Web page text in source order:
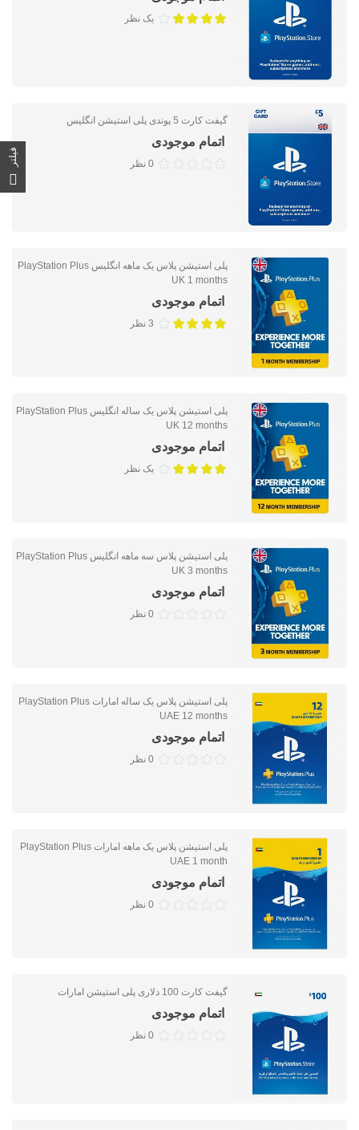
یک نظر
گیفت کارت 5 پوندی پلی استیشن انگلیس
اتمام موجودی
0 نظر
پلی استیشن پلاس یک ماهه انگلیس PlayStation Plus
UK 1 months
اتمام موجودی
3 نظر
پلی استیشن پلاس یک ساله انگلیس PlayStation Plus
UK 12 months
اتمام موجودی
یک نظر
پلی استیشن پلاس سه ماهه انگلیس PlayStation Plus
UK 3 months
اتمام موجودی
0 نظر
پلی استیشن پلاس یک ساله امارات PlayStation Plus
UAE 12 months
اتمام موجودی
0 نظر
پلی استیشن پلاس یک ماهه امارات PlayStation Plus
UAE 1 month
اتمام موجودی
0 نظر
گیفت کارت 100 دلاری پلی استیشن امارات
اتمام موجودی
0 نظر
فیلتر